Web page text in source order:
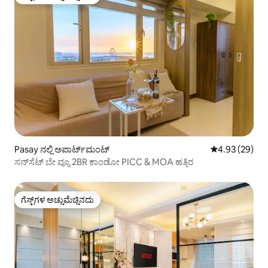
Pasay ನಲ್ಲಿ ಅಪಾರ್ಟ್‌ಮಂಟ್ 5 ರಲ್ಲಿ 4.93
4.93 (29)
ಸನ್‌ಸೆಟ್ ಬೇ ವ್ಯೂ 2BR ಕಾಂಡೋ PICC & MOA ಹತ್ತಿರ
ಗೆಸ್ಟ್‌ಗಳ ಅಚ್ಚುಮೆಚ್ಚಿನದು
ಗೆಸ್ಟ್‌ಗಳ ಅಚ್ಚುಮೆಚ್ಚಿನದು